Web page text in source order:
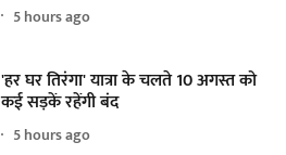
5 hours ago
'हर घर तिरंगा' यात्रा के चलते 10 अगस्त को
कई सड़कें रहेंगी बंद
5 hours ago